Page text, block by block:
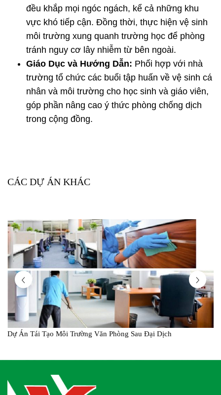
đều khắp mọi ngóc ngách, kể cả những khu
vực khó tiếp cận. Đồng thời, thực hiện vệ sinh
môi trường xung quanh trường học để phòng
tránh nguy cơ lây nhiễm từ bên ngoài.
Giáo Dục và Hướng Dẫn: Phối hợp với nhà
trường tổ chức các buổi tập huấn về vệ sinh cá
nhân và môi trường cho học sinh và giáo viên,
góp phần nâng cao ý thức phòng chống dịch
trong cộng đồng.
CÁC DỰ ÁN KHÁC
Dự Án Tái Tạo Môi Trường Văn Phòng Sau Đại Dịch